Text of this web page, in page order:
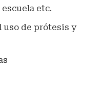
escuela etc.
uso de prótesis y